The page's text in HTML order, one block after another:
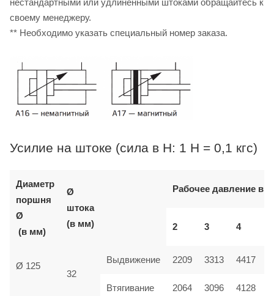
своему менеджеру.
** Необходимо указать специальный номер заказа.
Усилие на штоке (сила в Н: 1 Н = 0,1 кгс)
Диаметр
поршня
Ø
(в мм)
Ø
штока
(в мм)
Рабочее давление в
2 3 4
Ø 125
32
Выдвижение 2209 3313 4417
Втягивание 2064 3096 4128